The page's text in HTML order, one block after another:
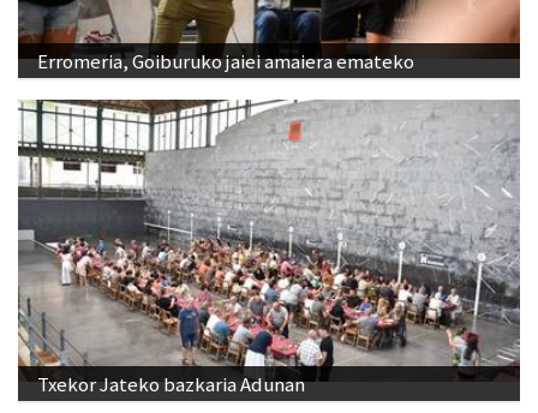
Erromeria, Goiburuko jaiei amaiera emateko
Txekor Jateko bazkaria Adunan